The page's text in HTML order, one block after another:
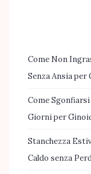
Come Non
Senza Ansia
Come
Giorni per
Stanchezza
Caldo senza